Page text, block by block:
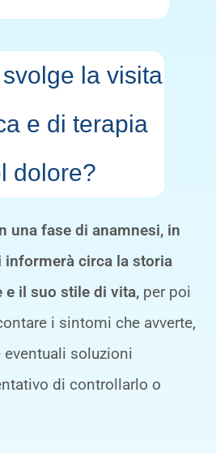
la visita
e di terapia
dolore?
una fase di anamnesi, in
circa la storia
e il suo stile di vita, per poi
i sintomi che avverte,
soluzioni
di controllarlo o